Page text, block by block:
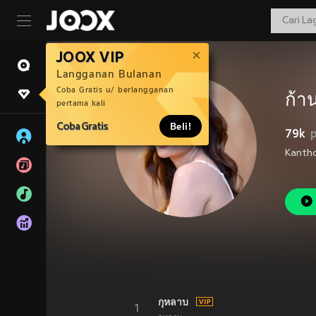
JOOX VIP
Langganan Bulanan
Coba Gratis u/ berlangganan
pertama kali
Coba Gratis Beli!
ก้า
79k
1
กุหลาบ